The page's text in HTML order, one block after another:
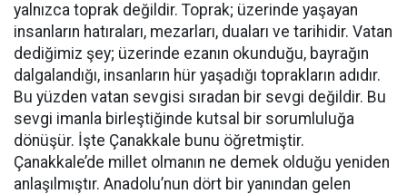
yalnızca toprak değildir. Toprak; üzerinde yaşayan
insanların hatıraları, mezarları, duaları ve tarihidir. Vatan
dediğimiz şey; üzerinde ezanın okunduğu, bayrağın
dalgalandığı, insanların hür yaşadığı toprakların adıdır.
Bu yüzden vatan sevgisi sıradan bir sevgi değildir. Bu
sevgi imanla birleştiğinde kutsal bir sorumluluğa
dönüşür. İşte Çanakkale bunu öğretmiştir.
Çanakkale’de millet olmanın ne demek olduğu yeniden
anlaşılmıştır. Anadolu’nun dört bir yanından gelen